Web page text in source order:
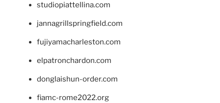
studiopiattellina.com
jannagrillspringfield.com
fujiyamacharleston.com
elpatronchardon.com
donglaishun-order.com
fiamc-rome2022.org